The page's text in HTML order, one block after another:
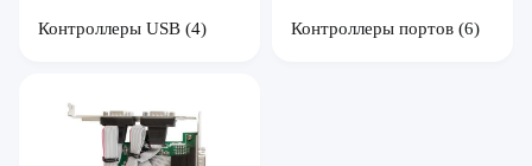
Контроллеры USB (4) Контроллеры портов (6)